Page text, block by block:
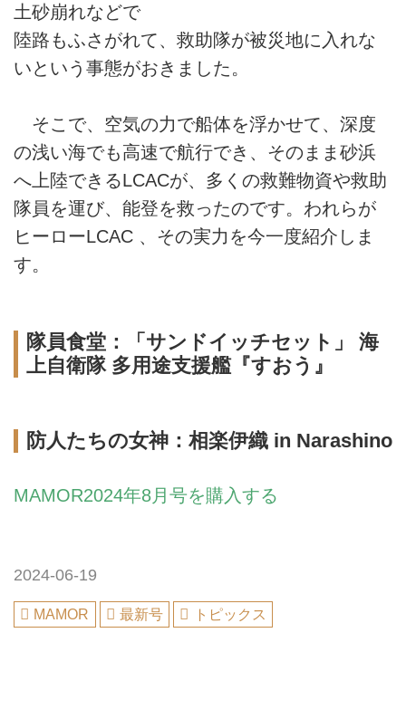
土砂崩れなどで
陸路もふさがれて、救助隊が被災地に入れな
いという事態がおきました。
そこで、空気の力で船体を浮かせて、深度
の浅い海でも高速で航行でき、そのまま砂浜
へ上陸できるLCACが、多くの救難物資や救助
隊員を運び、能登を救ったのです。われらが
ヒーローLCAC 、その実力を今一度紹介しま
す。
隊員食堂：「サンドイッチセット」 海
上自衛隊 多用途支援艦『すおう』
防人たちの女神：相楽伊織 in Narashino
MAMOR2024年8月号を購入する
2024-06-19
MAMOR 最新号 トピックス